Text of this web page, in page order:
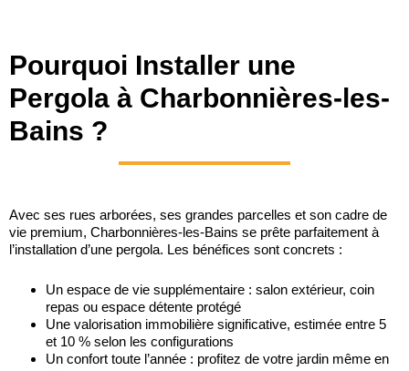
Pourquoi Installer une
Pergola à Charbonnières-les-
Bains ?
Avec ses rues arborées, ses grandes parcelles et son cadre de
vie premium, Charbonnières-les-Bains se prête parfaitement à
l’installation d’une pergola. Les bénéfices sont concrets :
Un espace de vie supplémentaire : salon extérieur, coin
repas ou espace détente protégé
Une valorisation immobilière significative, estimée entre 5
et 10 % selon les configurations
Un confort toute l’année : profitez de votre jardin même en